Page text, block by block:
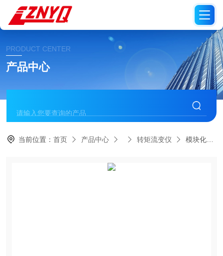
PRODUCT CENTER
产品中心
当前位置：首页 产品中心 转矩流变仪 模块化转矩流变仪